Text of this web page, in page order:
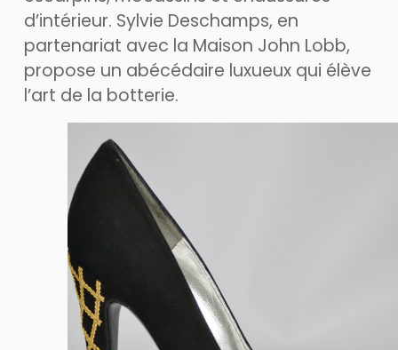
d’intérieur. Sylvie Deschamps, en
partenariat avec la Maison John Lobb,
propose un abécédaire luxueux qui élève
l’art de la botterie.